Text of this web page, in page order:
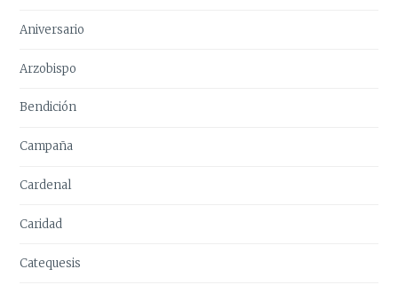
Aniversario
Arzobispo
Bendición
Campaña
Cardenal
Caridad
Catequesis